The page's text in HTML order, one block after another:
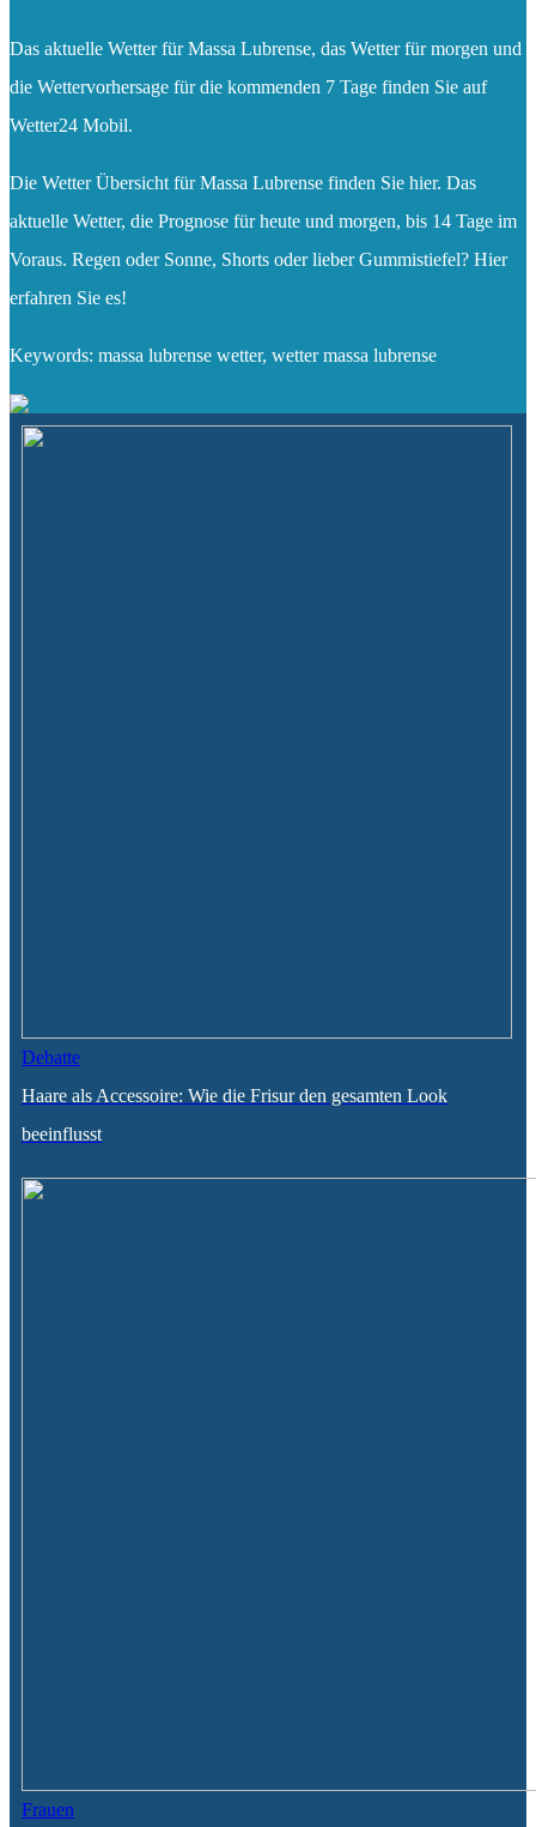
Das aktuelle Wetter für Massa Lubrense, das Wetter für morgen und
die Wettervorhersage für die kommenden 7 Tage finden Sie auf
Wetter24 Mobil.
Die Wetter Übersicht für Massa Lubrense finden Sie hier. Das
aktuelle Wetter, die Prognose für heute und morgen, bis 14 Tage im
Voraus. Regen oder Sonne, Shorts oder lieber Gummistiefel? Hier
erfahren Sie es!
Keywords: massa lubrense wetter, wetter massa lubrense
Debatte
Haare als Accessoire: Wie die Frisur den gesamten Look
beeinflusst
Frauen